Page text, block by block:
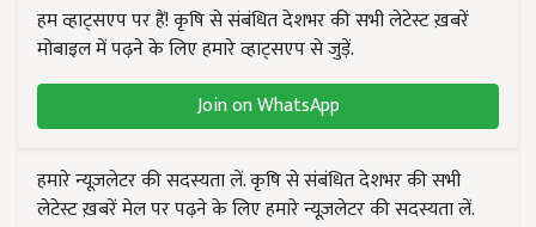
हम व्हाट्सएप पर हैं! कृषि से संबंधित देशभर की सभी लेटेस्ट ख़बरें
मोबाइल में पढ़ने के लिए हमारे व्हाट्सएप से जुड़ें.
Join on WhatsApp
हमारे न्यूज़लेटर की सदस्यता लें. कृषि से संबंधित देशभर की सभी
लेटेस्ट ख़बरें मेल पर पढ़ने के लिए हमारे न्यूज़लेटर की सदस्यता लें.